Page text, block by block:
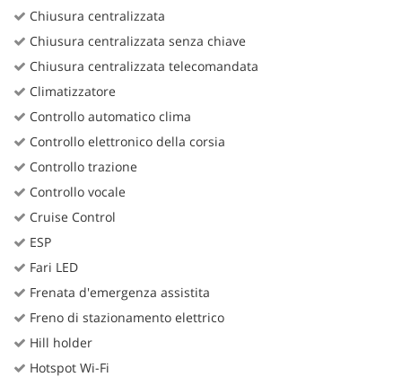
Chiusura centralizzata
Chiusura centralizzata senza chiave
Chiusura centralizzata telecomandata
Climatizzatore
Controllo automatico clima
Controllo elettronico della corsia
Controllo trazione
Controllo vocale
Cruise Control
ESP
Fari LED
Frenata d'emergenza assistita
Freno di stazionamento elettrico
Hill holder
Hotspot Wi-Fi